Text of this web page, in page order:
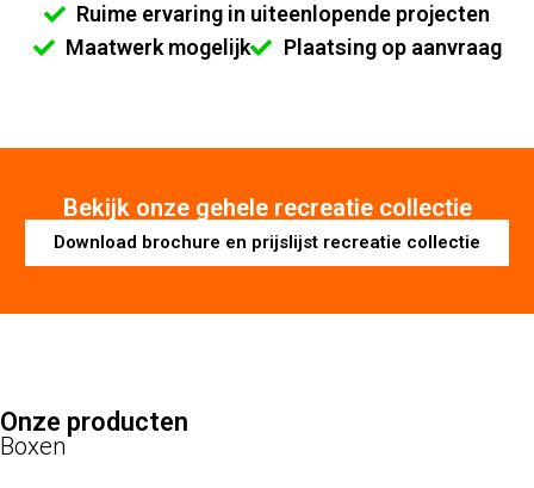
Ruime ervaring in uiteenlopende projecten
Maatwerk mogelijk
Plaatsing op aanvraag
Bekijk onze gehele recreatie collectie
Download brochure en prijslijst recreatie collectie
Onze producten
Boxen